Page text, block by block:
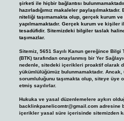
şirketi ile hiçbir bağlantısı
hazırladığımız makaleler
niteliği taşımamakta olup, gerçek kurum
yapılmamaktadır. Gerçek kurum ve kişiler
tesadüfidir. Sitemizdeki bilgiler taslak
taşımazlar.
Sitemiz, 5651 Sayılı Kanun gereğince
(BTK) tarafından onaylanmış bir Yer
nedenle, sitedeki içerikleri proaktif olarak
yükümlülüğümüz bulunmamaktadır.
sorumluluğunu taşımakta olup, siteye üye
etmiş sayılırlar.
Hukuka ve yasal düzenlemelere aykırı
backlinkpanelicomtr@gmail.comadresine
içerikler yasal süre içerisinde sitemizden